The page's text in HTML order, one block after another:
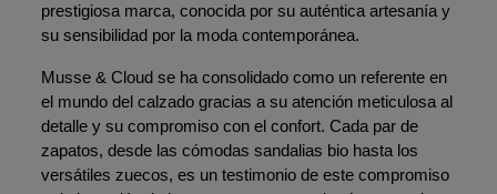
prestigiosa marca, conocida por su auténtica artesanía y
su sensibilidad por la moda contemporánea.
Musse & Cloud se ha consolidado como un referente en
el mundo del calzado gracias a su atención meticulosa al
detalle y su compromiso con el confort. Cada par de
zapatos, desde las cómodas sandalias bio hasta los
versátiles zuecos, es un testimonio de este compromiso